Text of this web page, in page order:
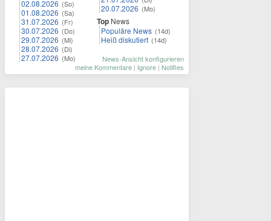
02.08.2026 (So)
01.08.2026 (Sa)
31.07.2026 (Fr)
30.07.2026 (Do)
29.07.2026 (Mi)
28.07.2026 (Di)
27.07.2026 (Mo)
20.07.2026 (Mo)
Top News
Populäre News (14d)
Heiß diskutiert (14d)
News-Ansicht konfigurieren
meine Kommentare | Ignore | Notifies